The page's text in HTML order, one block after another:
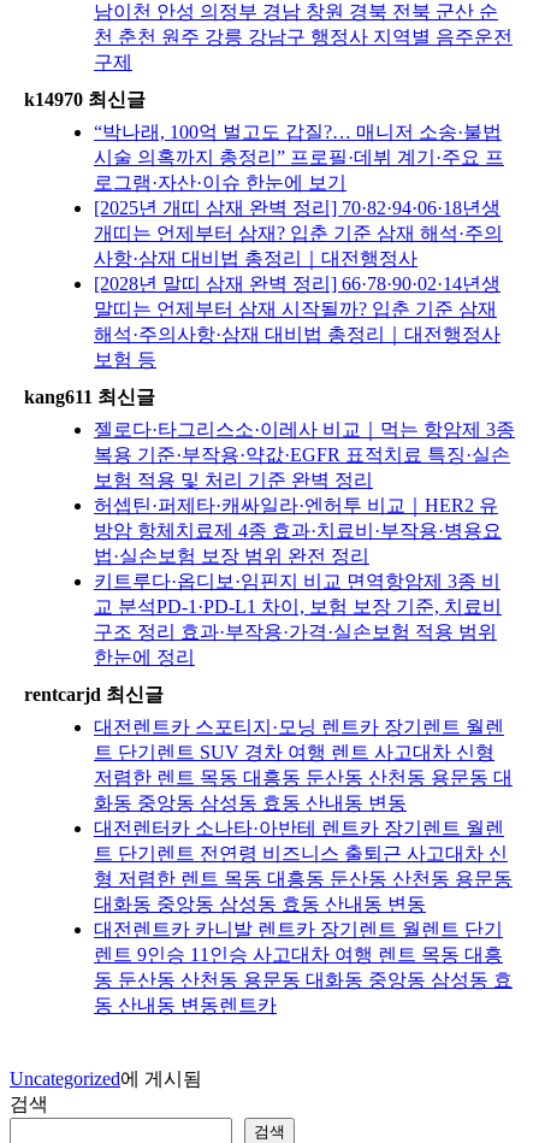
남이천 안성 의정부 경남 창원 경북 전북 군산 순
천 춘천 원주 강릉 강남구 행정사 지역별 음주운전
구제
k14970 최신글
“박나래, 100억 벌고도 갑질?… 매니저 소송·불법
시술 의혹까지 총정리” 프로필·데뷔 계기·주요 프
로그램·자산·이슈 한눈에 보기
[2025년 개띠 삼재 완벽 정리] 70·82·94·06·18년생
개띠는 언제부터 삼재? 입춘 기준 삼재 해석·주의
사항·삼재 대비법 총정리｜대전행정사
[2028년 말띠 삼재 완벽 정리] 66·78·90·02·14년생
말띠는 언제부터 삼재 시작될까? 입춘 기준 삼재
해석·주의사항·삼재 대비법 총정리｜대전행정사
보험 등
kang611 최신글
젤로다·타그리스소·이레사 비교｜먹는 항암제 3종
복용 기준·부작용·약값·EGFR 표적치료 특징·실손
보험 적용 및 처리 기준 완벽 정리
허셉틴·퍼제타·캐싸일라·엔허투 비교｜HER2 유
방암 항체치료제 4종 효과·치료비·부작용·병용요
법·실손보험 보장 범위 완전 정리
키트루다·옵디보·임핀지 비교 면역항암제 3종 비
교 분석PD-1·PD-L1 차이, 보험 보장 기준, 치료비
구조 정리 효과·부작용·가격·실손보험 적용 범위
한눈에 정리
rentcarjd 최신글
대전렌트카 스포티지·모닝 렌트카 장기렌트 월렌
트 단기렌트 SUV 경차 여행 렌트 사고대차 신형
저렴한 렌트 목동 대흥동 둔산동 산천동 용문동 대
화동 중앙동 삼성동 효동 산내동 변동
대전렌터카 소나타·아반테 렌트카 장기렌트 월렌
트 단기렌트 전연령 비즈니스 출퇴근 사고대차 신
형 저렴한 렌트 목동 대흥동 둔산동 산천동 용문동
대화동 중앙동 삼성동 효동 산내동 변동
대전렌트카 카니발 렌트카 장기렌트 월렌트 단기
렌트 9인승 11인승 사고대차 여행 렌트 목동 대흥
동 둔산동 산천동 용문동 대화동 중앙동 삼성동 효
동 산내동 변동렌트카
Uncategorized에 게시됨
검색
검색